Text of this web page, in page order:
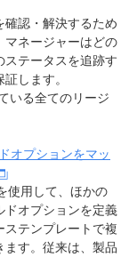
認・解決するため
マネージャーはどの
テータスを追跡す
します。
いる全てのリージ
オプションをマッ
使用して、ほかの
ドオプションを定義
テンプレートで複
す。従来は、製品